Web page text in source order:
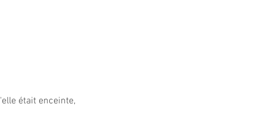
était enceinte,